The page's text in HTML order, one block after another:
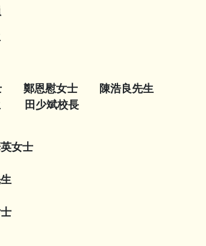
鄭恩慰女士 陳浩良先生
田少斌校長
女士